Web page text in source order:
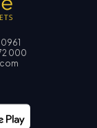
000